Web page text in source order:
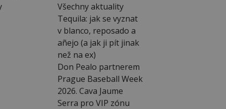
Všechny aktuality
Tequila: jak se vyznat
v blanco, reposado a
añejo (a jak ji pít jinak
než na ex)
Don Pealo partnerem
Prague Baseball Week
2026. Cava Jaume
Serra pro VIP zónu